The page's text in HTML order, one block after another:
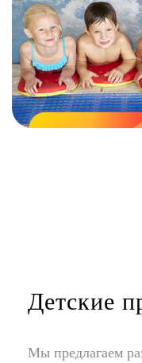
Детские
Мы предлагаем